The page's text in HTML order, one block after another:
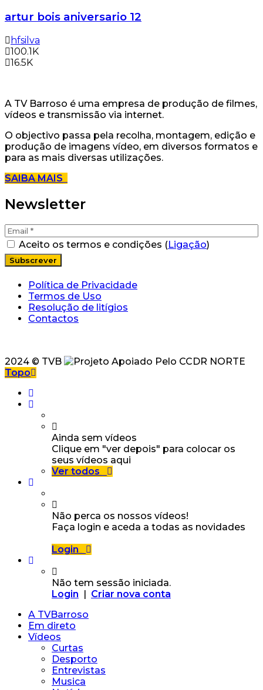
artur bois aniversario 12
hfsilva
100.1K
16.5K
A TV Barroso é uma empresa de produção de filmes,
vídeos e transmissão via internet.
O objectivo passa pela recolha, montagem, edição e
produção de imagens vídeo, em diversos formatos e
para as mais diversas utilizações.
SAIBA MAIS
Newsletter
Aceito os termos e condições (Ligação)
Política de Privacidade
Termos de Uso
Resolução de litígios
Contactos
2024 © TVB
Topo
Ainda sem vídeos
Clique em "ver depois" para colocar os
seus vídeos aqui
Ver todos
Não perca os nossos vídeos!
Faça login e aceda a todas as novidades
Login
Não tem sessão iniciada.
Login | Criar nova conta
A TVBarroso
Em direto
Vídeos
Curtas
Desporto
Entrevistas
Musica